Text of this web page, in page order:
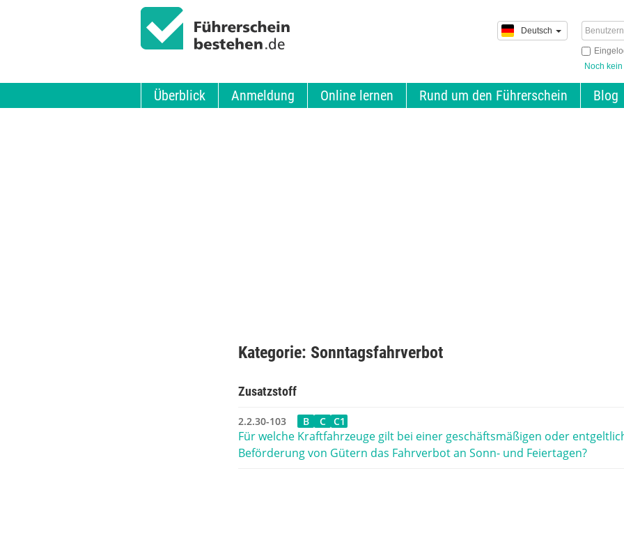
Noch
Deutsch
Überblick Anmeldung Online lernen Rund um den Führerschein Blog
Kategorie: Sonntagsfahrverbot
Zusatzstoff
2.2.30-103 B C C1
Für welche Kraftfahrzeuge gilt bei einer geschäftsmäßigen oder
Beförderung von Gütern das Fahrverbot an Sonn- und Feiertagen?